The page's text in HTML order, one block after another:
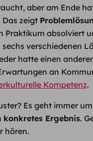
aber am Ende
zeigt
Praktikum absolviert
sechs verschiedenen
hatte einen
an
Kompetenz.
Es geht immer
konkretes Ergebnis.
hören.